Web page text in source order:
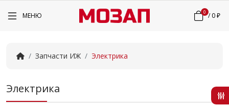
МЕНЮ 0 /0 ₽
Запчасти ИЖ Электрика
Электрика